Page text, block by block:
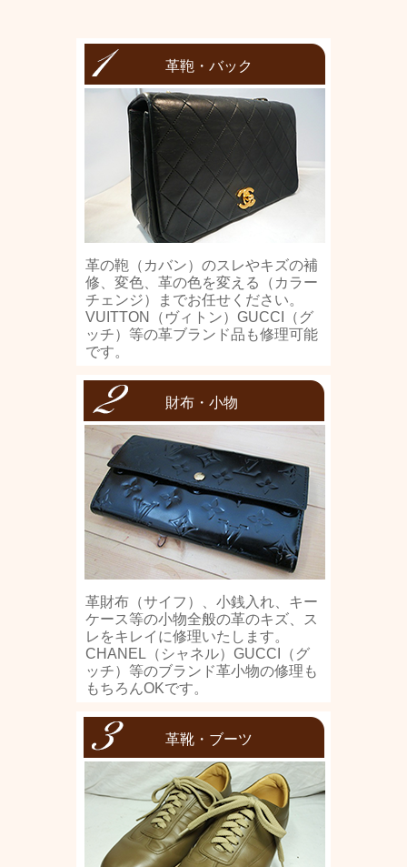
革鞄・バック
革の鞄（カバン）のスレやキズの補
修、変色、革の色を変える（カラー
チェンジ）までお任せください。
VUITTON（ヴィトン）GUCCI（グ
ッチ）等の革ブランド品も修理可能
です。
財布・小物
革財布（サイフ）、小銭入れ、キー
ケース等の小物全般の革のキズ、ス
レをキレイに修理いたします。
CHANEL（シャネル）GUCCI（グ
ッチ）等のブランド革小物の修理も
もちろんOKです。
革靴・ブーツ